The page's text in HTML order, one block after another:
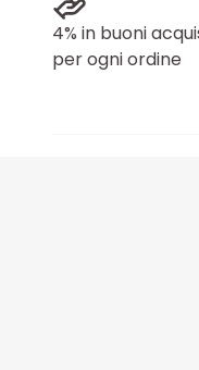
4% in buoni
per ogni ordine